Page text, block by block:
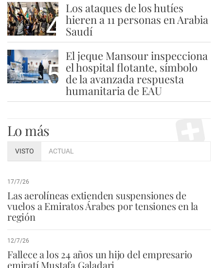
4
Los ataques de los hutíes
hieren a 11 personas en Arabia
Saudí
5
El jeque Mansour inspecciona
el hospital flotante, símbolo
de la avanzada respuesta
humanitaria de EAU
Lo más
VISTO ACTUAL
17/7/26
Las aerolíneas extienden suspensiones de
vuelos a Emiratos Árabes por tensiones en la
región
12/7/26
Fallece a los 24 años un hijo del empresario
emiratí Mustafa Galadari